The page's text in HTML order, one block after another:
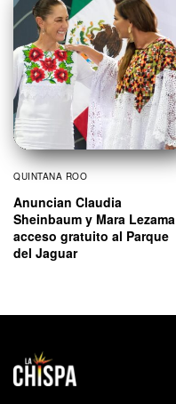
QUINTANA ROO
Anuncian Claudia
Sheinbaum y Mara Lezama
acceso gratuito al Parque
del Jaguar